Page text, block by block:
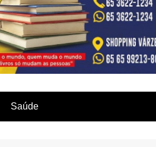
Saúde